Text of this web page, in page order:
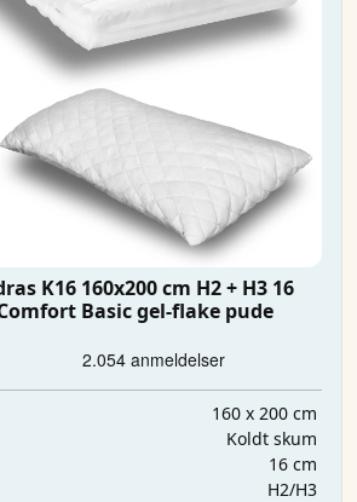
K16 160x200 cm H2 + H3 16
Basic gel-flake pude
160 x 200 cm
Koldt skum
16 cm
H2/H3